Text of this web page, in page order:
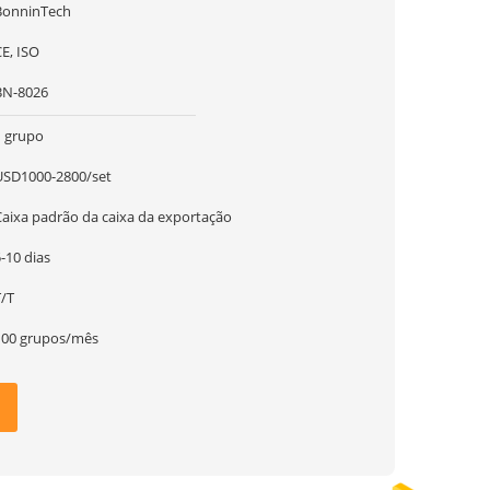
ISO
8026
grupo
2800/set
padrão da caixa da exportação
10 dias
T
grupos/mês